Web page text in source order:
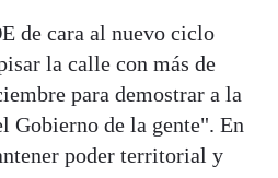
de cara al nuevo ciclo
la calle con más de
para demostrar a la
Gobierno de la gente". En
poder territorial y